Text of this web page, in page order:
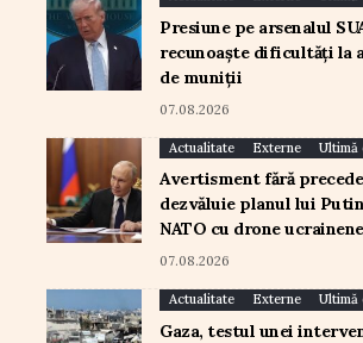
Presiune pe arsenalul
recunoaște dificultăți la
de muniții
07.08.2026
Actualitate Externe Ultimă
Avertisment fără
dezvăluie planul lui
NATO cu drone ucrainene
07.08.2026
Actualitate Externe Ultimă
Gaza, testul unei